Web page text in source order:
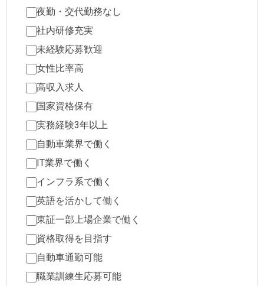
夜勤・交代勤務なし
社内研修充実
未経験応募歓迎
女性比率高
高収入求人
国家資格保有
実務経験3年以上
自動車業界で働く
IT業界で働く
インフラ系で働く
英語を活かして働く
東証一部上場企業で働く
資格取得を目指す
自動車通勤可能
職業訓練生応募可能